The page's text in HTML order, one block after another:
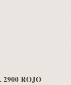
ROJO